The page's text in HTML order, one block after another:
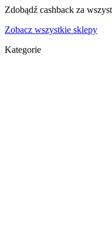
Zdobądź cashback za
Zobacz wszystkie sklepy
Kategorie